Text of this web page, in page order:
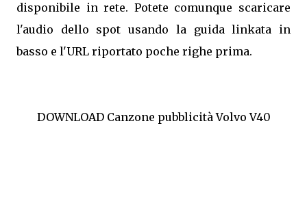
disponibile in rete. Potete comunque scaricare
l'audio dello spot usando la guida linkata in
basso e l'URL riportato poche righe prima.
DOWNLOAD Canzone pubblicità Volvo V40